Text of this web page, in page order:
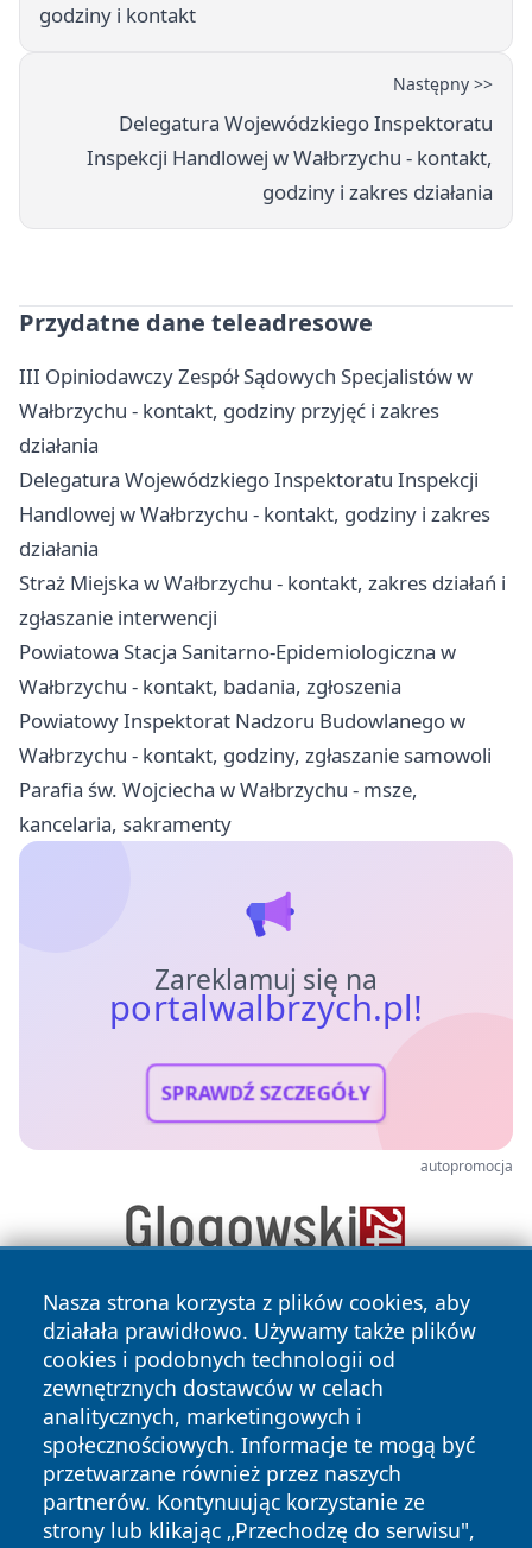
godziny i kontakt
Następny >>
Delegatura Wojewódzkiego Inspektoratu
Inspekcji Handlowej w Wałbrzychu - kontakt,
godziny i zakres działania
Przydatne dane teleadresowe
III Opiniodawczy Zespół Sądowych Specjalistów w
Wałbrzychu - kontakt, godziny przyjęć i zakres
działania
Delegatura Wojewódzkiego Inspektoratu Inspekcji
Handlowej w Wałbrzychu - kontakt, godziny i zakres
działania
Straż Miejska w Wałbrzychu - kontakt, zakres działań i
zgłaszanie interwencji
Powiatowa Stacja Sanitarno-Epidemiologiczna w
Wałbrzychu - kontakt, badania, zgłoszenia
Powiatowy Inspektorat Nadzoru Budowlanego w
Wałbrzychu - kontakt, godziny, zgłaszanie samowoli
Parafia św. Wojciecha w Wałbrzychu - msze,
kancelaria, sakramenty
Zareklamuj się na
portalwalbrzych.pl!
SPRAWDŹ SZCZEGÓŁY
autopromocja
Nasza strona korzysta z plików cookies, aby
działała prawidłowo. Używamy także plików
cookies i podobnych technologii od
zewnętrznych dostawców w celach
analitycznych, marketingowych i
społecznościowych. Informacje te mogą być
przetwarzane również przez naszych
partnerów. Kontynuując korzystanie ze
strony lub klikając „Przechodzę do serwisu",
Copyright © 2026 portalwalbrzych.pl Wszystkie prawa
zastrzeżone.